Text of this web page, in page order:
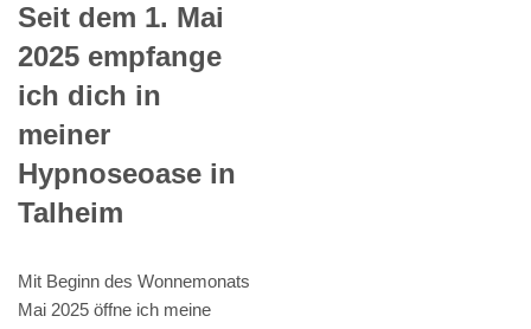
Seit dem 1. Mai
2025 empfange
ich dich in
meiner
Hypnoseoase in
Talheim
Mit Beginn des Wonnemonats
Mai 2025 öffne ich meine